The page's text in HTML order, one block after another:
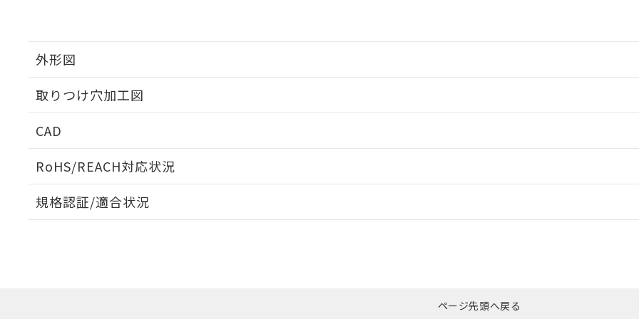
外形図
取りつけ穴加工図
CAD
RoHS/REACH対応状況
EU RoHS 注意事項・凡例
ダウンロードはこちら
規格認証/適合状況
ページ先頭へ戻る